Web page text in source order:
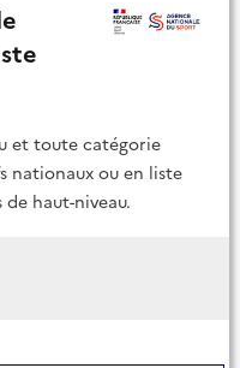
et toute catégorie
nationaux ou en liste
haut-niveau.